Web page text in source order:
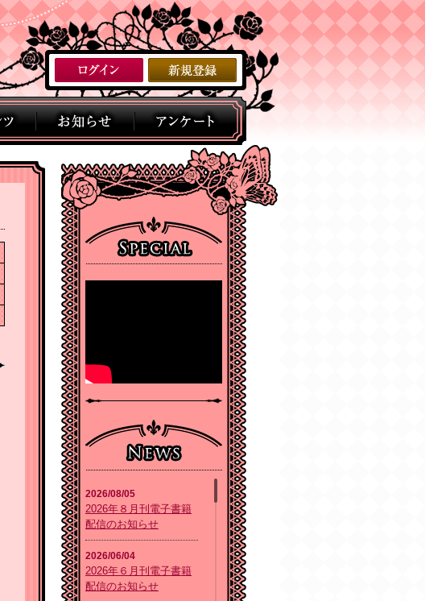
2026/08/05
2026年８月刊電子書籍
配信のお知らせ
2026/06/04
2026年６月刊電子書籍
配信のお知らせ